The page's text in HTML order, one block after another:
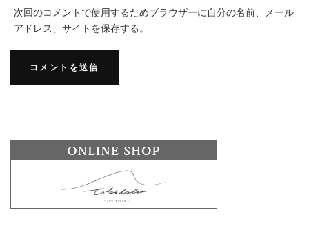
次回のコメントで使用するためブラウザーに自分の名前、メール
アドレス、サイトを保存する。